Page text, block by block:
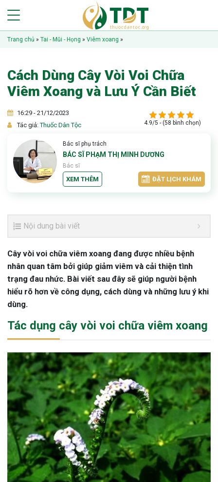
Trang chủ » Tai - Mũi - Họng » Viêm xoang »
Cách Dùng Cây Vòi Voi Chữa
Viêm Xoang và Lưu Ý Cần Biết
16:29 - 21/12/2023
Tác giả:Thuốc Dân Tộc 4.9/5 - (58 bình chọn)
Bác sĩ phụ trách
BÁC SĨ PHẠM THỊ MINH DƯƠNG
Bác sĩ
XEM THÊM ĐẶT LỊCH KHÁM
Nội dung bài viết
Cây vòi voi chữa viêm xoang đang được nhiều bệnh
nhân quan tâm bởi giúp giảm viêm và cải thiện tình
trạng đau nhức. Bài viết sau đây sẽ giúp người bệnh
hiểu rõ hơn về công dụng, cách dùng và những lưu ý khi
dùng.
Tác dụng cây vòi voi chữa viêm xoang